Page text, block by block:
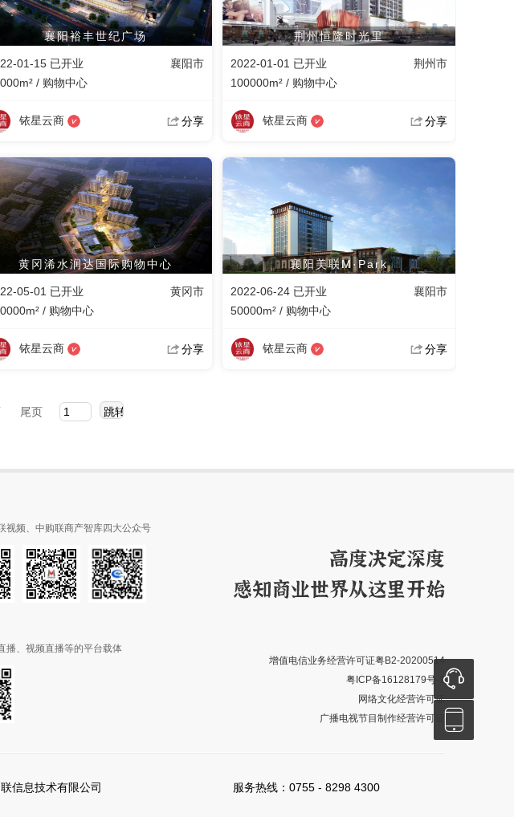
襄阳裕丰世纪广场
01-15 已开业
襄阳市
/ 购物中心
铱星云商 分享
荆州恒隆时光里
2022-01-01 已开业
荆州市
100000m² / 购物中心
铱星云商 分享
黄冈浠水润达国际购物中心
05-01 已开业
黄冈市
/ 购物中心
铱星云商 分享
襄阳美联M·Park
2022-06-24 已开业
襄阳市
50000m² / 购物中心
铱星云商 分享
尾页
视频、中购联商产智库四大公众号
播、视频直播等的平台载体
增值电信业务经营许可证粤B2-20200514
粤ICP备16128179号-1
网络文化经营许可证
广播电视节目制作经营许可证
信息技术有限公司 服务热线：0755 - 8298 4300

